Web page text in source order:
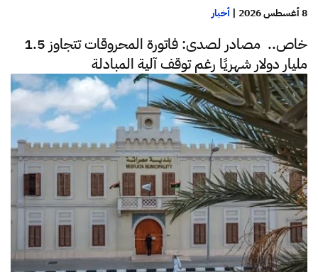
8 أغسطس 2026 | أخبار
خاص.. مصادر لصدى: فاتورة المحروقات تتجاوز 1.5
مليار دولار شهريًا رغم توقف آلية المبادلة